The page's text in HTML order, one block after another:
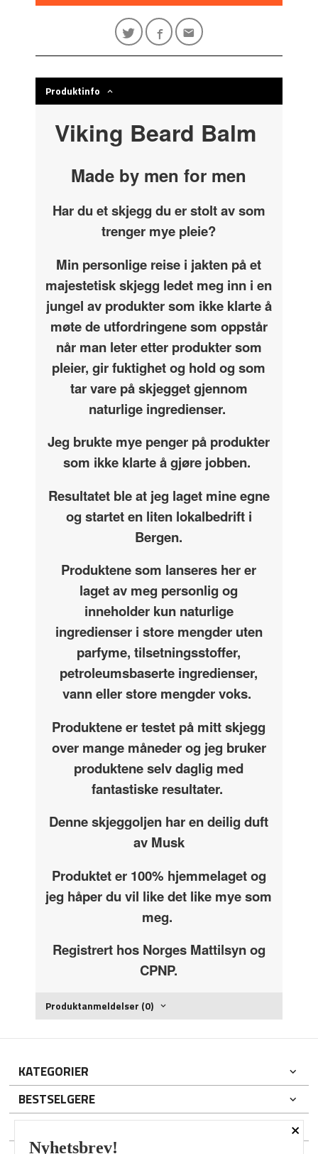
Produktinfo
Viking Beard Balm
Made by men for men
Har du et skjegg du er stolt av som
trenger mye pleie?
Min personlige reise i jakten på et
majestetisk skjegg ledet meg inn i en
jungel av produkter som ikke klarte å
møte de utfordringene som oppstår
når man leter etter produkter som
pleier, gir fuktighet og hold og som
tar vare på skjegget gjennom
naturlige ingredienser.
Jeg brukte mye penger på produkter
som ikke klarte å gjøre jobben.
Resultatet ble at jeg laget mine egne
og startet en liten lokalbedrift i
Bergen.
Produktene som lanseres her er
laget av meg personlig og
inneholder kun naturlige
ingredienser i store mengder uten
parfyme, tilsetningsstoffer,
petroleumsbaserte ingredienser,
vann eller store mengder voks.
Produktene er testet på mitt skjegg
over mange måneder og jeg bruker
produktene selv daglig med
fantastiske resultater.
Denne skjeggoljen har en deilig duft
av Musk
Produktet er 100% hjemmelaget og
jeg håper du vil like det like mye som
meg.
Registrert hos Norges Mattilsyn og
CPNP.
Produktanmeldelser (0)
KATEGORIER
BESTSELGERE
DIN KONTO
×
Nyhetsbrev!